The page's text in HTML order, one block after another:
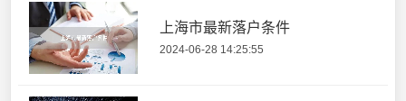
上海市最新落户条件
2024-06-28 14:25:55